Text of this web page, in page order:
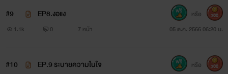
#9 EP8.งอแง
1.1k 0 7 หน้า 05 ต.ค. 2566 06:20 น.
หรือ 300
#10 EP.9 ระบายความในใจ หรือ 300